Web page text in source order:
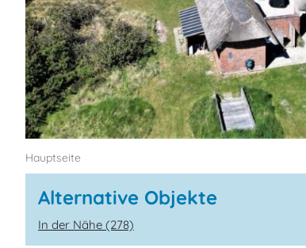
Hauptseite
Alternative Objekte
In der Nähe (278)